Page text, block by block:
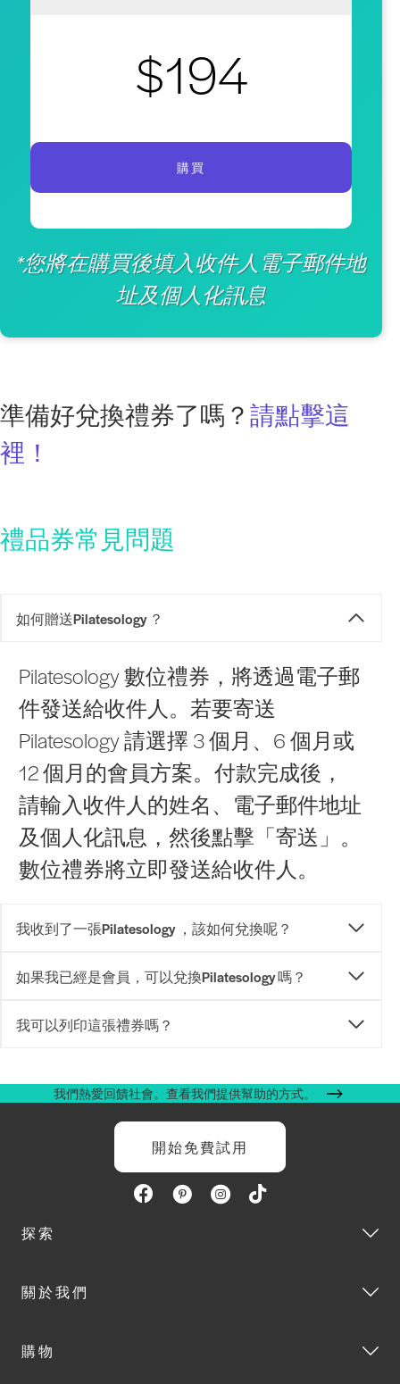
$194
購買
*您將在購買後填入收件人電子郵件地
址及個人化訊息
準備好兌換禮券了嗎？請點擊這
裡！
禮品券常見問題
如何贈送Pilatesology ？
Pilatesology 數位禮券，將透過電子郵
件發送給收件人。若要寄送
Pilatesology 請選擇 3 個月、6 個月或
12 個月的會員方案。付款完成後，
請輸入收件人的姓名、電子郵件地址
及個人化訊息，然後點擊「寄送」。
數位禮券將立即發送給收件人。
我收到了一張Pilatesology ，該如何兌換呢？
如果我已經是會員，可以兌換Pilatesology 嗎？
我可以列印這張禮券嗎？
我們熱愛回饋社會。查看我們提供幫助的方式。
開始免費試用
探索
關於我們
購物